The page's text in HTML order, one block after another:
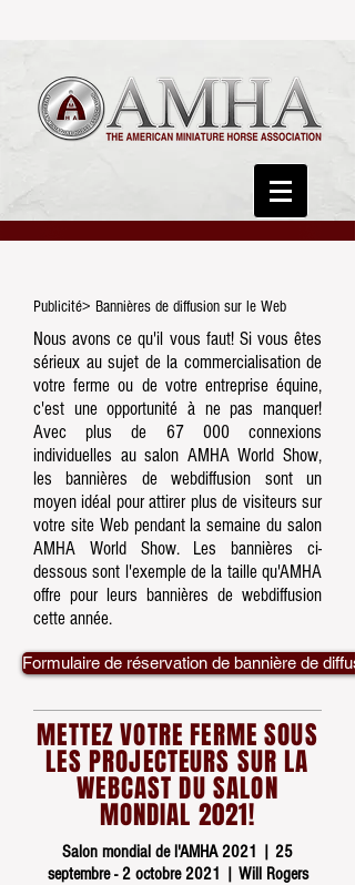
Publicité> Bannières de diffusion sur le Web
Nous avons ce qu'il vous faut! Si vous êtes
sérieux au sujet de la commercialisation de
votre ferme ou de votre entreprise équine,
c'est une opportunité à ne pas manquer!
Avec plus de 67 000 connexions
individuelles au salon AMHA World Show,
les bannières de webdiffusion sont un
moyen idéal pour attirer plus de visiteurs sur
votre site Web pendant la semaine du salon
AMHA World Show. Les bannières ci-
dessous sont l'exemple de la taille qu'AMHA
offre pour leurs bannières de webdiffusion
cette année.
Formulaire de réservation de bannière de
METTEZ VOTRE FERME SOUS
LES PROJECTEURS SUR LA
WEBCAST DU SALON
MONDIAL 2021!
Salon mondial de l'AMHA 2021 | 25
septembre - 2 octobre 2021 | Will Rogers